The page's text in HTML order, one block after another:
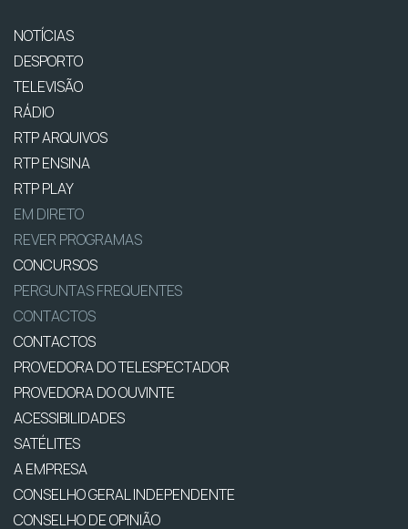
NOTÍCIAS
DESPORTO
TELEVISÃO
RÁDIO
RTP ARQUIVOS
RTP ENSINA
RTP PLAY
EM DIRETO
REVER PROGRAMAS
CONCURSOS
PERGUNTAS FREQUENTES
CONTACTOS
CONTACTOS
PROVEDORA DO TELESPECTADOR
PROVEDORA DO OUVINTE
ACESSIBILIDADES
SATÉLITES
A EMPRESA
CONSELHO GERAL INDEPENDENTE
CONSELHO DE OPINIÃO